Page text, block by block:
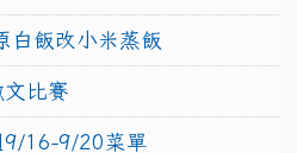
白飯改小米蒸飯
比賽
9/16-9/20菜單